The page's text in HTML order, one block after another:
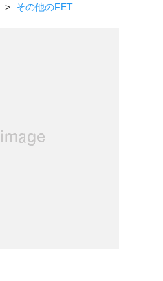
> その他のFET